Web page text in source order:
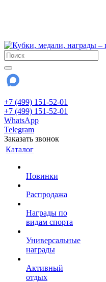
+7 (499) 151-52-01
+7 (499) 151-52-01
WhatsApp
Telegram
Заказать звонок
Каталог
Новинки
Распродажа
Награды по
видам спорта
Универсальные
награды
Активный
отдых